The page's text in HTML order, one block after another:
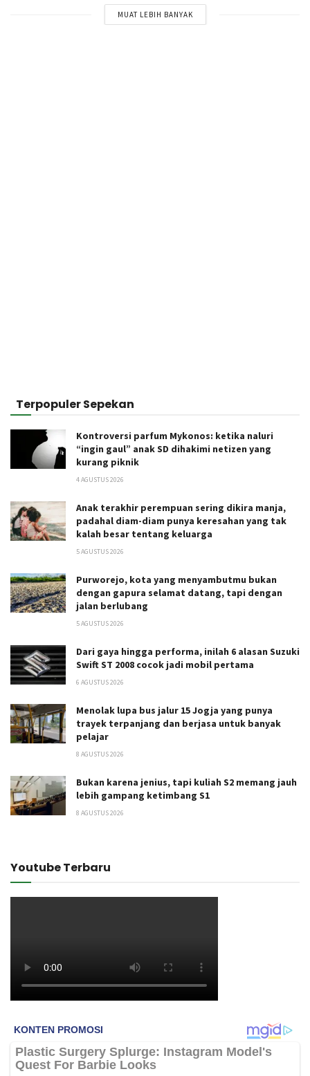
MUAT LEBIH BANYAK
Terpopuler Sepekan
Kontroversi parfum Mykonos: ketika naluri
“ingin gaul” anak SD dihakimi netizen yang
kurang piknik
4 AGUSTUS 2026
Anak terakhir perempuan sering dikira manja,
padahal diam-diam punya keresahan yang tak
kalah besar tentang keluarga
5 AGUSTUS 2026
Purworejo, kota yang menyambutmu bukan
dengan gapura selamat datang, tapi dengan
jalan berlubang
5 AGUSTUS 2026
Dari gaya hingga performa, inilah 6 alasan Suzuki
Swift ST 2008 cocok jadi mobil pertama
6 AGUSTUS 2026
Menolak lupa bus jalur 15 Jogja yang punya
trayek terpanjang dan berjasa untuk banyak
pelajar
8 AGUSTUS 2026
Bukan karena jenius, tapi kuliah S2 memang jauh
lebih gampang ketimbang S1
8 AGUSTUS 2026
Youtube Terbaru